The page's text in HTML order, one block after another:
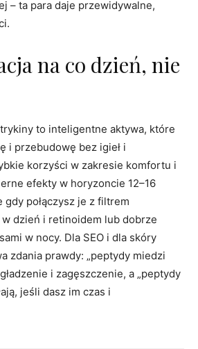
– ta para daje przewidywalne,
na co dzień, nie
to inteligentne aktywa, które
i przebudowę bez igieł i
korzyści w zakresie komfortu i
efekty w horyzoncie 12–16
połączysz je z filtrem
w dzień i retinoidem lub dobrze
w nocy. Dla SEO i dla skóry
zdania prawdy: „peptydy miedzi
i zagęszczenie, a „peptydy
jeśli dasz im czas i